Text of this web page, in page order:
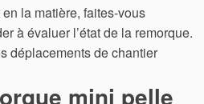
la matière, faites-vous
à évaluer l’état de la remorque.
mini pelle